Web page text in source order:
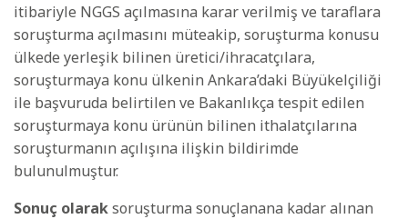
itibariyle NGGS açılmasına karar verilmiş ve taraflara
soruşturma açılmasını müteakip, soruşturma konusu
ülkede yerleşik bilinen üretici/ihracatçılara,
soruşturmaya konu ülkenin Ankara’daki Büyükelçiliği
ile başvuruda belirtilen ve Bakanlıkça tespit edilen
soruşturmaya konu ürünün bilinen ithalatçılarına
soruşturmanın açılışına ilişkin bildirimde
bulunulmuştur.
Sonuç olaraksoruşturma sonuçlanana kadar alınan